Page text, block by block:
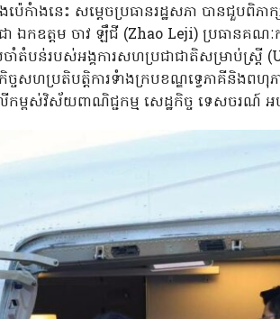
ាងនេះ សម្តេចប្រធានរដ្ឋសភា បានជួបពិភា
កឧត្តម ចាវ ឡឹជី (Zhao Leji) ប្រធានគណៈក
តំបន់របស់អង្គការសហប្រជាជាតិសម្រាប់ស្រ្តី
ចសហប្រតិបត្តិការទំាងក្របខណ្ឌទ្វេភាគីនិងព
ម្ពស់វិស័យពាណិជ្ជកម្ម សេដ្ឋកិច្ច ទេសចរណ៍ អ